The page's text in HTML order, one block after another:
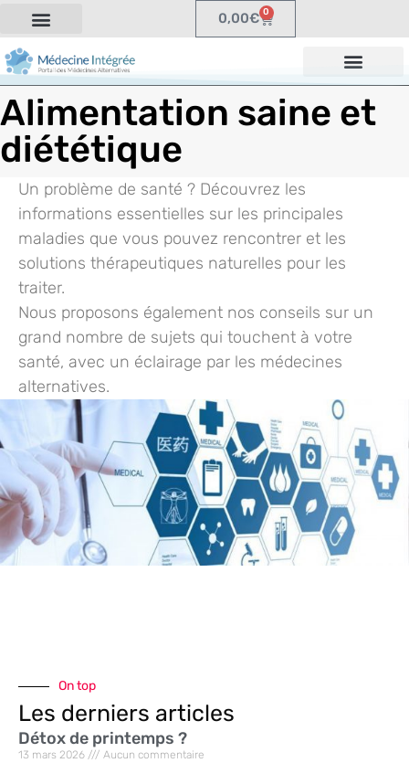
0,00€ 0
Alimentation saine et
diététique
Un problème de santé ? Découvrez les
informations essentielles sur les principales
maladies que vous pouvez rencontrer et les
solutions thérapeutiques naturelles pour les
traiter.
Nous proposons également nos conseils sur un
grand nombre de sujets qui touchent à votre
santé, avec un éclairage par les médecines
alternatives.
On top
Les derniers articles
Détox de printemps ?
13 mars 2026 Aucun commentaire